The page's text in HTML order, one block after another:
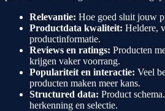
Relevantie: Hoe goed sluit jouw
Productdata kwaliteit: Heldere,
productinformatie.
Reviews en ratings: Producten
krijgen vaker voorrang.
Populariteit en interactie: Veel
producten maken meer kans.
Structured data: Product
herkenning en selectie.